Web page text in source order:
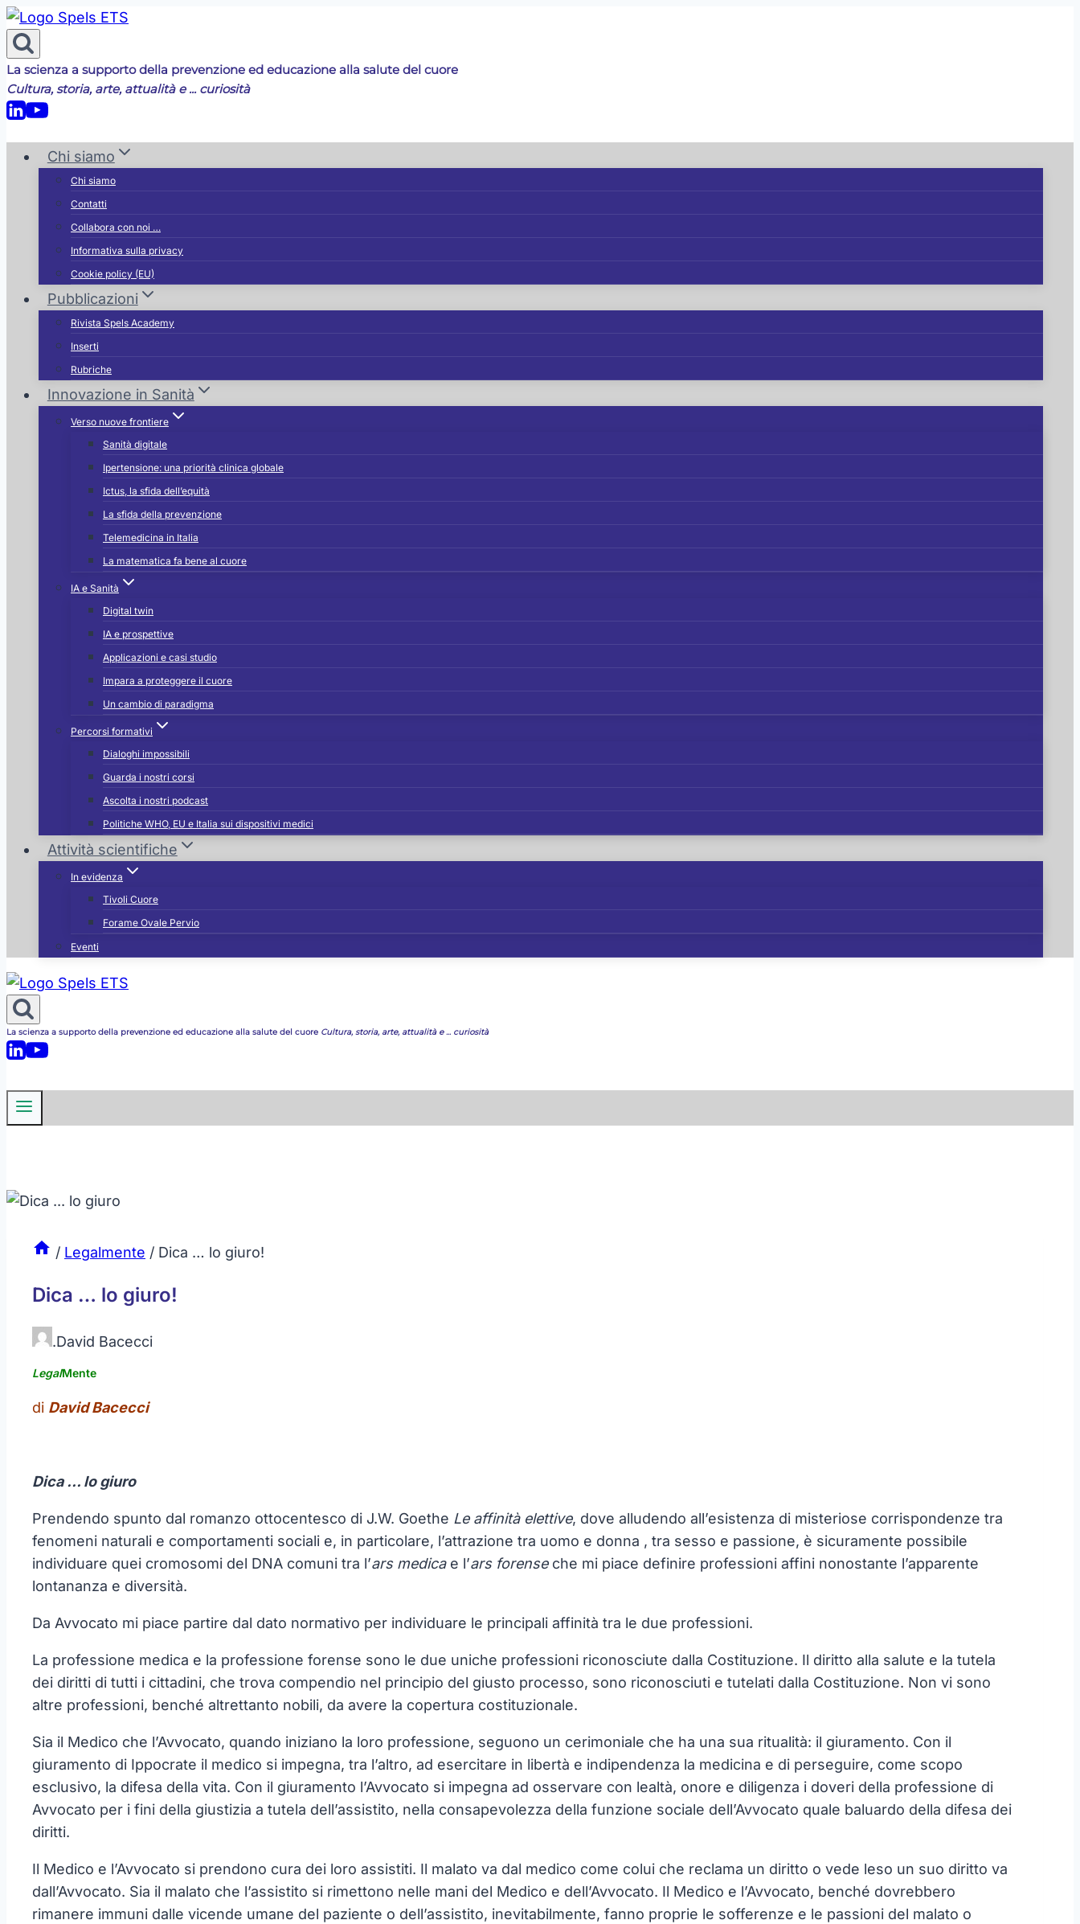
Salta
al
contenuto
La scienza a supporto della prevenzione ed educazione alla salute del cuore
Cultura, storia, arte, attualità e ... curiosità
Chi siamo
Chi siamo
Contatti
Collabora con noi …
Informativa sulla privacy
Cookie policy (EU)
Pubblicazioni
Rivista Spels Academy
Inserti
Rubriche
Innovazione in Sanità
Verso nuove frontiere
Sanità digitale
Ipertensione: una priorità clinica globale
Ictus, la sfida dell’equità
La sfida della prevenzione
Telemedicina in Italia
La matematica fa bene al cuore
IA e Sanità
Digital twin
IA e prospettive
Applicazioni e casi studio
Impara a proteggere il cuore
Un cambio di paradigma
Percorsi formativi
Dialoghi impossibili
Guarda i nostri corsi
Ascolta i nostri podcast
Politiche WHO, EU e Italia sui dispositivi medici
Attività scientifiche
In evidenza
Tivoli Cuore
Forame Ovale Pervio
Eventi
La scienza a supporto della prevenzione ed educazione alla salute del cuore Cultura, storia, arte, attualità e ... curiosità
/ Legalmente / Dica … lo giuro!
Dica … lo giuro!
.David Bacecci
LegalMente
di David Bacecci
Dica … lo giuro
Prendendo spunto dal romanzo ottocentesco di J.W. Goethe Le affinità elettive, dove alludendo all’esistenza di misteriose corrispondenze tra
fenomeni naturali e comportamenti sociali e, in particolare, l’attrazione tra uomo e donna , tra sesso e passione, è sicuramente possibile
individuare quei cromosomi del DNA comuni tra l’ars medicae l’ars forenseche mi piace definire professioni affini nonostante l’apparente
lontananza e diversità.
Da Avvocato mi piace partire dal dato normativo per individuare le principali affinità tra le due professioni.
La professione medica e la professione forense sono le due uniche professioni riconosciute dalla Costituzione. Il diritto alla salute e la tutela
dei diritti di tutti i cittadini, che trova compendio nel principio del giusto processo, sono riconosciuti e tutelati dalla Costituzione. Non vi sono
altre professioni, benché altrettanto nobili, da avere la copertura costituzionale.
Sia il Medico che l’Avvocato, quando iniziano la loro professione, seguono un cerimoniale che ha una sua ritualità: il giuramento. Con il
giuramento di Ippocrate il medico si impegna, tra l’altro, ad esercitare in libertà e indipendenza la medicina e di perseguire, come scopo
esclusivo, la difesa della vita. Con il giuramento l’Avvocato si impegna ad osservare con lealtà, onore e diligenza i doveri della professione di
Avvocato per i fini della giustizia a tutela dell’assistito, nella consapevolezza della funzione sociale dell’Avvocato quale baluardo della difesa dei
diritti.
Il Medico e l’Avvocato si prendono cura dei loro assistiti. Il malato va dal medico come colui che reclama un diritto o vede leso un suo diritto va
dall’Avvocato. Sia il malato che l’assistito si rimettono nelle mani del Medico e dell’Avvocato. Il Medico e l’Avvocato, benché dovrebbero
rimanere immuni dalle vicende umane del paziente o dell’assistito, inevitabilmente, fanno proprie le sofferenze e le passioni del malato o